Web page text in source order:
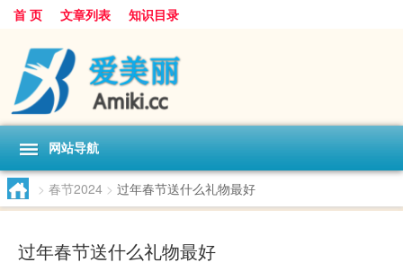
首 页 文章列表 知识目录
网站导航
> 春节2024 > 过年春节送什么礼物最好
过年春节送什么礼物最好